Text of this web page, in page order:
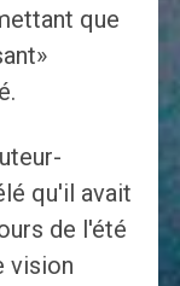
que
qu'il avait
de l'été
vision